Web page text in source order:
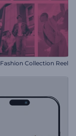
Fashion Collection Reel